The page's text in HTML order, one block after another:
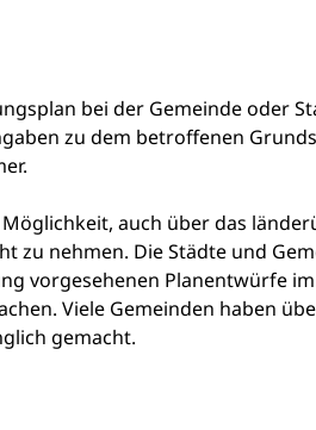
bei der Gemeinde oder
zu dem betroffenen
Möglichkeit, auch über das
zu nehmen. Die Städte und
vorgesehenen Planentwürfe
Viele Gemeinden haben
gemacht.